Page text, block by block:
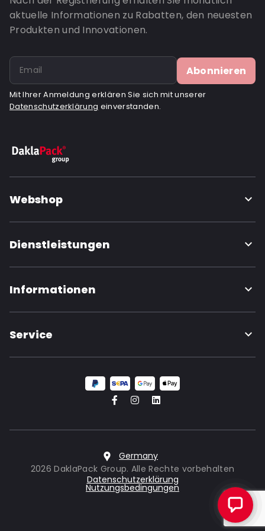
aktuelle Informationen zu Rabatten, den neuesten
Produkten und Innovationen.
Abonnieren
Mit Ihrer Anmeldung erklären Sie sich mit unserer
Datenschutzerklärung einverstanden.
Webshop
Dienstleistungen
Informationen
Service
Germany
2026 DaklaPack Group. Alle Rechte vorbehalten
Datenschutzerklärung
Nutzungsbedingungen